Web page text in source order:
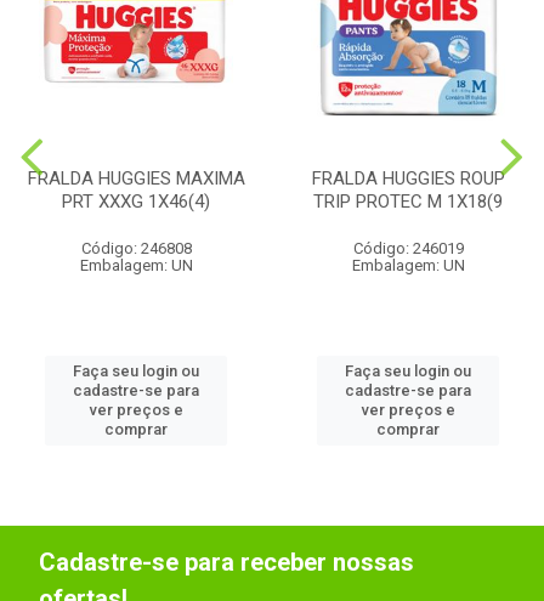
FRALDA HUGGIES MAXIMA
PRT XXXG 1X46(4)
Código: 246808
Embalagem: UN
Faça seu login ou
cadastre-se para
ver preços e
comprar
FRALDA HUGGIES ROUP
TRIP PROTEC M 1X18(9
Código: 246019
Embalagem: UN
Faça seu login ou
cadastre-se para
ver preços e
comprar
Cadastre-se para receber nossas